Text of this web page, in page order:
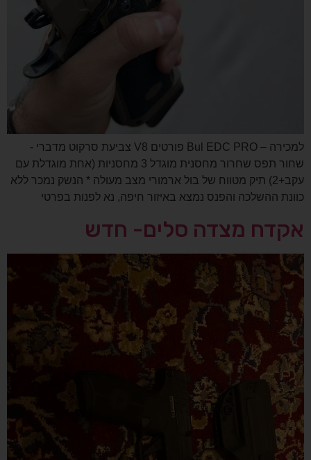
למכירה – Bul EDC PRO פורטים V8 צביעת סרקוט מדברי -
שחור תפס שחרור מחסנית מוגדל 3 מחסניות (אחת מוגדלת עם
עקב+2) תיק מטווח של בול ארמורי מצב מעולה * הנשק נמכר ללא
כוונת ההשלכה והפנס נמצא באיזור חיפה, נא לפנות בפרטי
אקדח מצדה סלים- חדש